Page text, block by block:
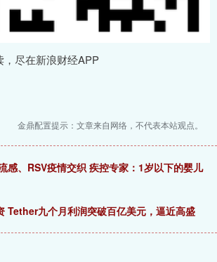
尽在新浪财经APP
金鼎配置提示：文章来自网络，不代表本站观点。
感、RSV疫情交织 疾控专家：1岁以下的婴儿
Tether九个月利润突破百亿美元，逼近高盛